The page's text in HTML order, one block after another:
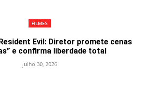
FILMES
Evil: Diretor promete cenas
e confirma liberdade total
julho 30, 2026